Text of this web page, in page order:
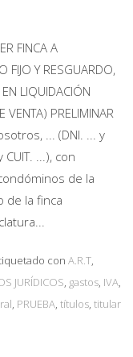
FINCA A
FIJO Y RESGUARDO,
LIQUIDACIÓN
VENTA) PRELIMINAR
... (DNI. ... y
...), con
de la
de la finca
con A.R.T,
JURÍDICOS, gastos, IVA,
, PRUEBA, títulos, titular